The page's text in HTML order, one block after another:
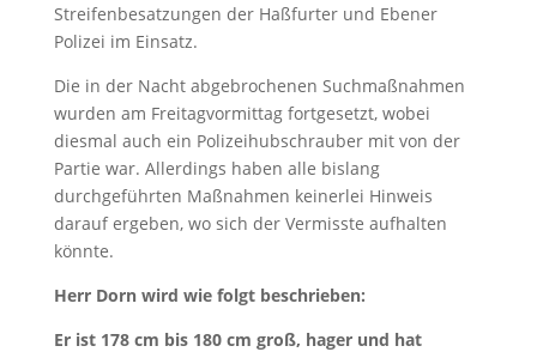
Streifenbesatzungen der Haßfurter und Ebener
Polizei im Einsatz.
Die in der Nacht abgebrochenen Suchmaßnahmen
wurden am Freitagvormittag fortgesetzt, wobei
diesmal auch ein Polizeihubschrauber mit von der
Partie war. Allerdings haben alle bislang
durchgeführten Maßnahmen keinerlei Hinweis
darauf ergeben, wo sich der Vermisste aufhalten
könnte.
Herr Dorn wird wie folgt beschrieben:
Er ist 178 cm bis 180 cm groß, hager und hat